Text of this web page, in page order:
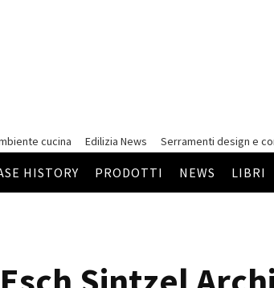
cucina Edilizia News Serramenti design e
HISTORY PRODOTTI NEWS LIBRI